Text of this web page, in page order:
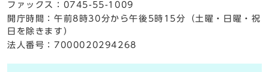
ファックス：0745-55-1009
開庁時間：午前8時30分から午後5時15分（土曜・日曜・祝
日を除きます）
法人番号：7000020294268